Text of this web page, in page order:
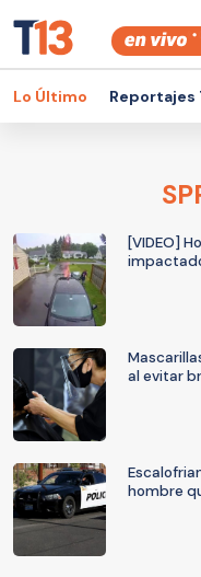
Lo Último
[VIDEO]
al evitar
hombre